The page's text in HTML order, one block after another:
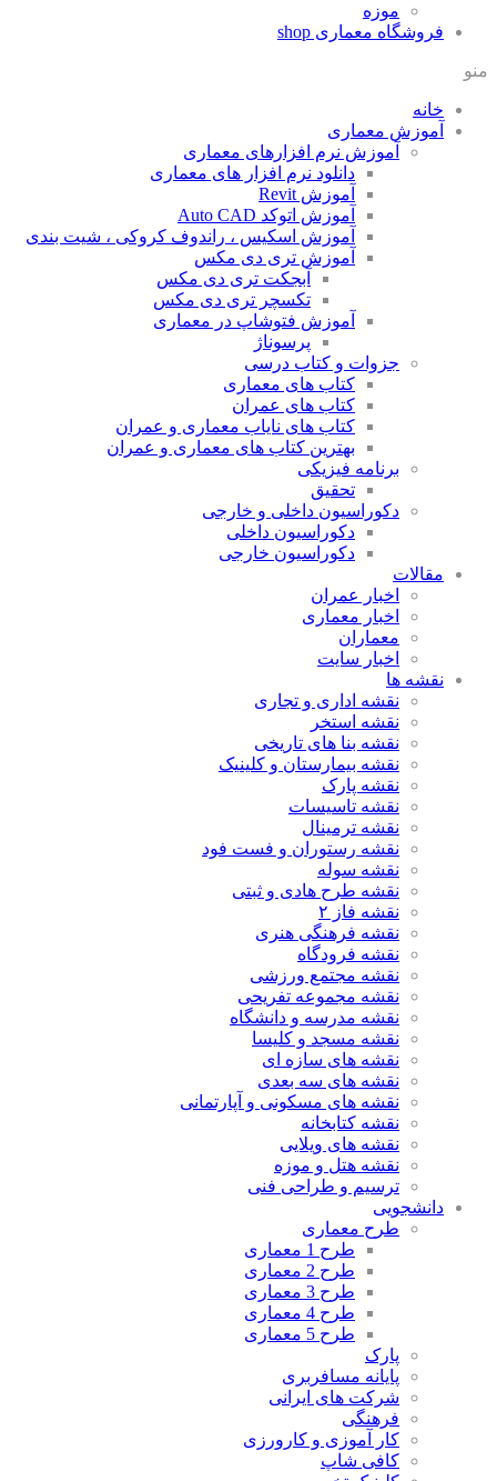
موزه
فروشگاه معماری shop
منو
خانه
آموزش معماری
آموزش نرم افزارهای معماری
دانلود نرم افزار های معماری
آموزش Revit
آموزش اتوکد Auto CAD
آموزش اسکیس ، راندوف کروکی ، شیت بندی
آموزش تری دی مکس
آبجکت تری دی مکس
تکسچر تری دی مکس
آموزش فتوشاپ در معماری
پرسوناژ
جزوات و کتاب درسی
کتاب های معماری
کتاب های عمران
کتاب های نایاب معماری و عمران
بهترین کتاب های معماری و عمران
برنامه فیزیکی
تحقیق
دکوراسیون داخلی و خارجی
دکوراسیون داخلی
دکوراسیون خارجی
مقالات
اخبار عمران
اخبار معماری
معماران
اخبار سایت
نقشه ها
نقشه اداری و تجاری
نقشه استخر
نقشه بنا های تاریخی
نقشه بیمارستان و کلینیک
نقشه پارک
نقشه تاسیسات
نقشه ترمینال
نقشه رستوران و فست فود
نقشه سوله
نقشه طرح هادی و ثبتی
نقشه فاز ۲
نقشه فرهنگی هنری
نقشه فرودگاه
نقشه مجتمع ورزشی
نقشه مجموعه تفریحی
نقشه مدرسه و دانشگاه
نقشه مسجد و کلیسا
نقشه های سازه ای
نقشه های سه بعدی
نقشه های مسکونی و آپارتمانی
نقشه کتابخانه
نقشه های ویلایی
نقشه هتل و موزه
ترسیم و طراحی فنی
دانشجویی
طرح معماری
طرح 1 معماری
طرح 2 معماری
طرح 3 معماری
طرح 4 معماری
طرح 5 معماری
پارک
پایانه مسافربری
شرکت های ایرانی
فرهنگی
کار آموزی و کارورزی
کافی شاپ